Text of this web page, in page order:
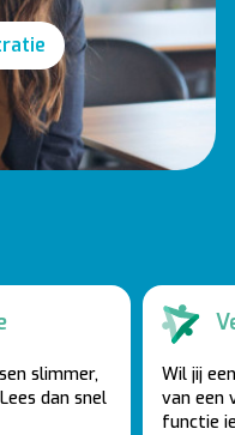
slimmer,
dan snel
Wil jij
van een
functie